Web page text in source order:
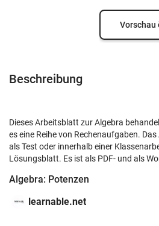
Vorschau
Beschreibung
Dieses Arbeitsblatt zur Algebra
es eine Reihe von Rechenaufgaben.
als Test oder innerhalb einer
Lösungsblatt. Es ist als PDF- und als
Algebra: Potenzen
learnable.net